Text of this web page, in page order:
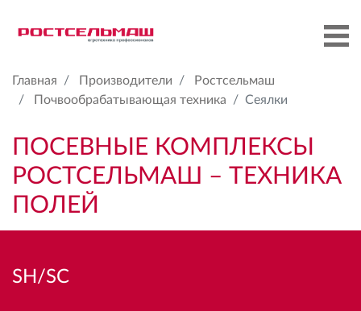
Главная Производители
Ростсельмаш
Почвообрабатывающая техника
Сеялки
ПОСЕВНЫЕ КОМПЛЕКСЫ
РОСТСЕЛЬМАШ – ТЕХНИКА
ПОЛЕЙ
SH/SC